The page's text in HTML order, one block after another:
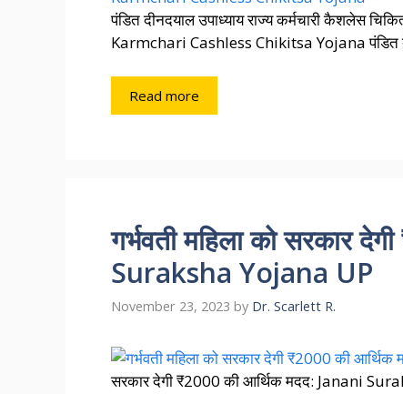
पंडित दीनदयाल उपाध्याय राज्य कर्मचारी कैशलेस
Karmchari Cashless Chikitsa Yojana पंडित
Read more
गर्भवती महिला को सरकार
Suraksha Yojana UP
November 23, 2023 by Dr. Scarlett R.
सरकार देगी ₹2000 की आर्थिक मदद: Janani